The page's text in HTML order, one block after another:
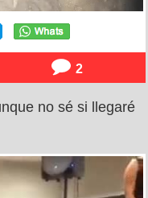
2
no sé si llegaré